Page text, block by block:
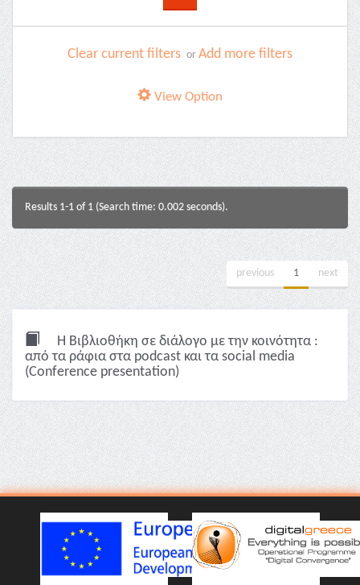
Clear current filters or Add more filters
View Option
Results 1-1 of 1 (Search time: 0.002 seconds).
previous 1 next
Η Βιβλιοθήκη σε διάλογο με την κοινότητα :
από τα ράφια στα podcast και τα social media
(Conference presentation)